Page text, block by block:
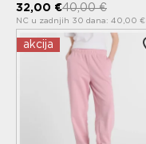
32,00 €40,00 €
NC u zadnjih 30 dana: 40,00 €
akcija